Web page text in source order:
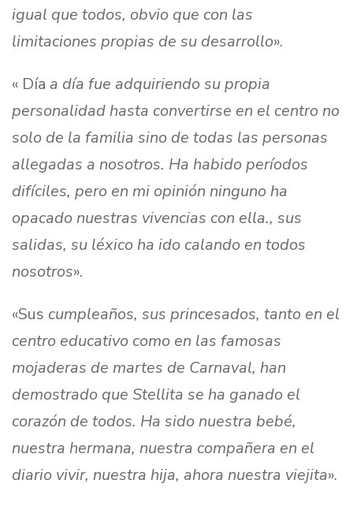
igual que todos, obvio que con las
limitaciones propias de su desarrollo».
« Día a día fue adquiriendo su propia
personalidad hasta convertirse en el centro no
solo de la familia sino de todas las personas
allegadas a nosotros. Ha habido períodos
difíciles, pero en mi opinión ninguno ha
opacado nuestras vivencias con ella., sus
salidas, su léxico ha ido calando en todos
nosotros».
«Sus cumpleaños, sus princesados, tanto en el
centro educativo como en las famosas
mojaderas de martes de Carnaval, han
demostrado que Stellita se ha ganado el
corazón de todos. Ha sido nuestra bebé,
nuestra hermana, nuestra compañera en el
diario vivir, nuestra hija, ahora nuestra viejita».